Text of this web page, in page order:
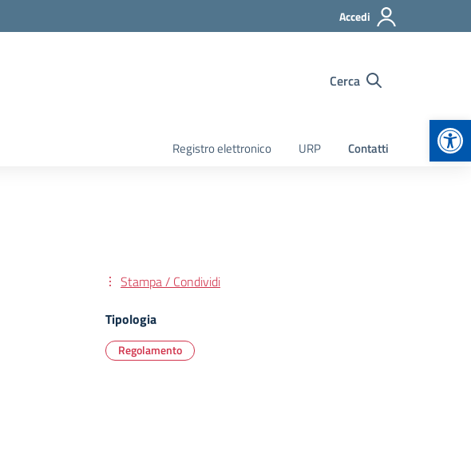
Accedi
Cerca
Registro elettronico URP Contatti
Stampa / Condividi
Tipologia
Regolamento